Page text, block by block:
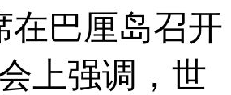
在巴厘岛召开
上强调，世